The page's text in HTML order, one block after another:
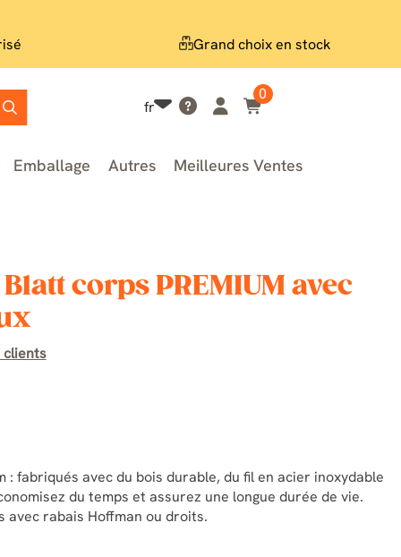
Grand choix en stock
fr
0
Emballage Autres Meilleures Ventes
corps PREMIUM avec
clients
: fabriqués avec du bois durable, du fil en acier inoxydable
du temps et assurez une longue durée de vie.
avec rabais Hoffman ou droits.